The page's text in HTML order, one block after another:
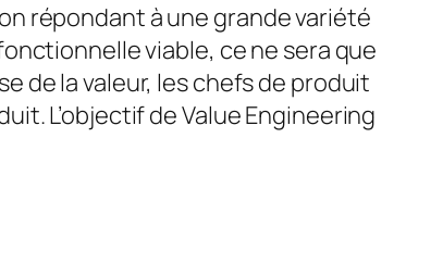
répondant à une grande variété
viable, ce ne sera que
de la valeur, les chefs de produit
L’objectif de Value Engineering